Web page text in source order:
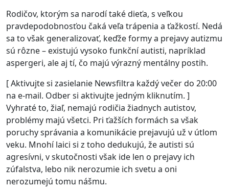
Rodičov, ktorým sa narodí také dieťa, s veľkou
pravdepodobnosťou čaká veľa trápenia a ťažkostí. Nedá
sa to však generalizovať, keďže formy a prejavy autizmu
sú rôzne – existujú vysoko funkční autisti, napríklad
aspergeri, ale aj tí, čo majú výrazný mentálny postih.
[ Aktivujte si zasielanie Newsfiltra každý večer do 20:00
na e-mail. Odber si aktivujte jedným kliknutím. ]
Vyhraté to, žiaľ, nemajú rodičia žiadnych autistov,
problémy majú všetci. Pri ťažších formách sa však
poruchy správania a komunikácie prejavujú už v útlom
veku. Mnohí laici si z toho dedukujú, že autisti sú
agresívni, v skutočnosti však ide len o prejavy ich
zúfalstva, lebo nik nerozumie ich svetu a oni
nerozumejú tomu nášmu.